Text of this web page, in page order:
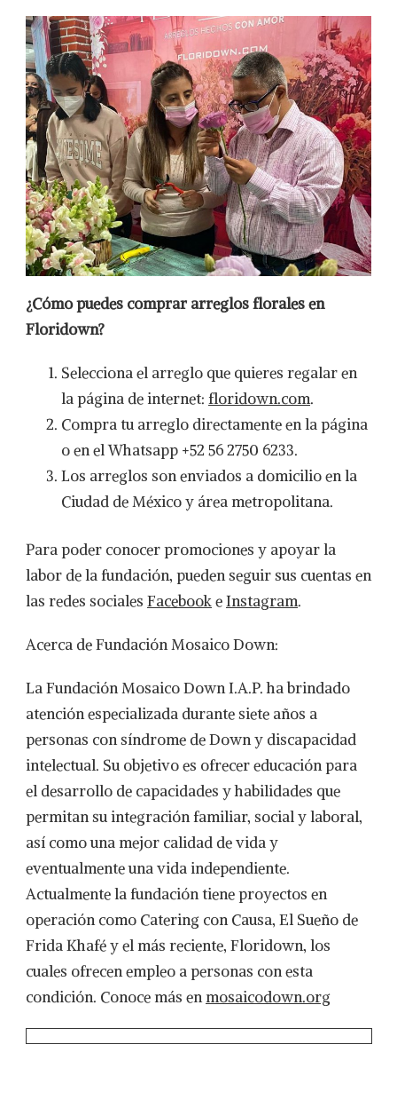
¿Cómo puedes comprar arreglos florales en
Floridown?
Selecciona el arreglo que quieres regalar en
la página de internet: floridown.com.
Compra tu arreglo directamente en la página
o en el Whatsapp +52 56 2750 6233.
Los arreglos son enviados a domicilio en la
Ciudad de México y área metropolitana.
Para poder conocer promociones y apoyar la
labor de la fundación, pueden seguir sus cuentas en
las redes sociales FacebookeInstagram.
Acerca de Fundación Mosaico Down:
La Fundación Mosaico Down I.A.P. ha brindado
atención especializada durante siete años a
personas con síndrome de Down y discapacidad
intelectual. Su objetivo es ofrecer educación para
el desarrollo de capacidades y habilidades que
permitan su integración familiar, social y laboral,
así como una mejor calidad de vida y
eventualmente una vida independiente.
Actualmente la fundación tiene proyectos en
operación como Catering con Causa, El Sueño de
Frida Khafé y el más reciente, Floridown, los
cuales ofrecen empleo a personas con esta
condición. Conoce más enmosaicodown.org